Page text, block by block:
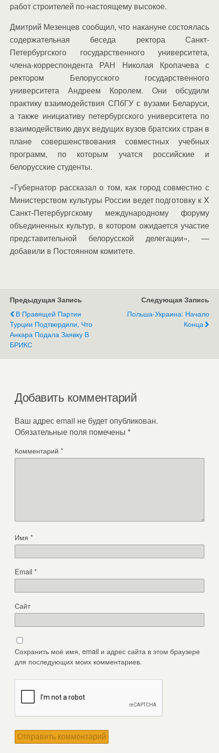
работ строителей по-настоящему высокое.
Дмитрий Мезенцев сообщил, что накануне состоялась
содержательная беседа ректора Санкт-
Петербургского государственного университета,
члена-корреспондента РАН Николая Кропачева с
ректором Белорусского государственного
университета Андреем Королем. Они обсудили
практику взаимодействия СПбГУ с вузами Беларуси,
а также инициативу петербургского университета по
взаимодействию двух ведущих вузов братских стран в
плане совершенствования совместных учебных
программ, по которым учатся российские и
белорусские студенты.
«Губернатор рассказал о том, как город совместно с
Министерством культуры России ведет подготовку к X
Санкт-Петербургскому международному форуму
объединенных культур, в котором ожидается участие
представительной белорусской делегации», —
добавили в Постоянном комитете.
Предыдущая Запись
В Правящей Партии
Турции Подтвердили, Что
Анкара Подала Заявку В
БРИКС
Следующая Запись
Польша-Украина: Начало
Конца
Добавить комментарий
Ваш адрес email не будет опубликован.
Обязательные поля помечены *
Комментарий *
Имя *
Email*
Сайт
Сохранить моё имя, email и адрес сайта в этом браузере
для последующих моих комментариев.